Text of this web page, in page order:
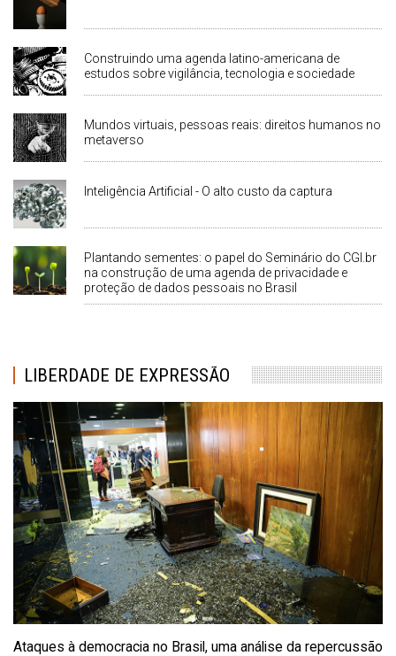
Construindo uma agenda latino-americana de
estudos sobre vigilância, tecnologia e sociedade
Mundos virtuais, pessoas reais: direitos humanos no
metaverso
Inteligência Artificial - O alto custo da captura
Plantando sementes: o papel do Seminário do CGI.br
na construção de uma agenda de privacidade e
proteção de dados pessoais no Brasil
LIBERDADE DE EXPRESSÃO
Ataques à democracia no Brasil, uma análise da repercussão